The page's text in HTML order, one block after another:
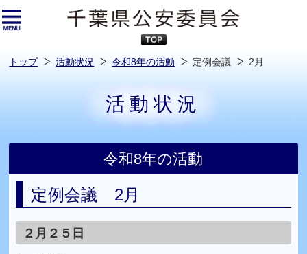
へ
ス
キ
ッ
プ
トップ 活動状況 令和8年の活動 定例会議 2月
活動状況
令和8年の活動
定例会議 2月
２月２５日